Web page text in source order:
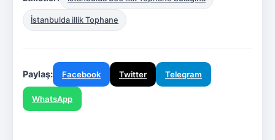
İstanbulda illik Tophane
Paylaş: Facebook Twitter Telegram
WhatsApp